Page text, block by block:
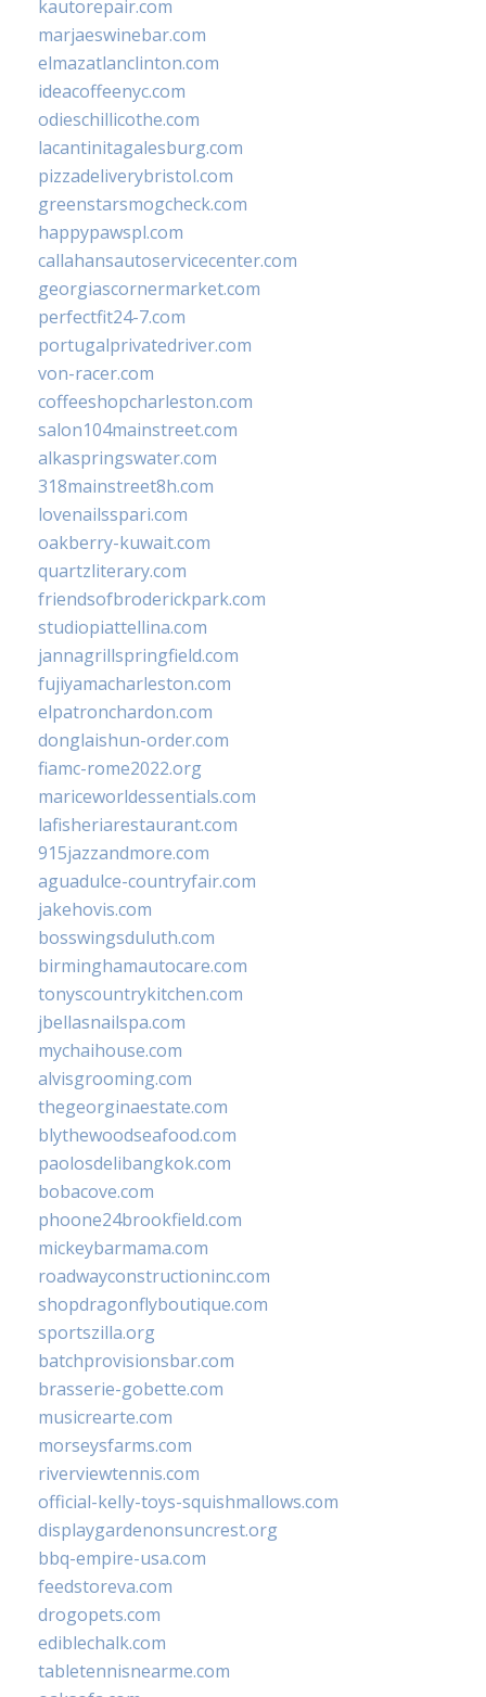
kautorepair.com
marjaeswinebar.com
elmazatlanclinton.com
ideacoffeenyc.com
odieschillicothe.com
lacantinitagalesburg.com
pizzadeliverybristol.com
greenstarsmogcheck.com
happypawspl.com
callahansautoservicecenter.com
georgiascornermarket.com
perfectfit24-7.com
portugalprivatedriver.com
von-racer.com
coffeeshopcharleston.com
salon104mainstreet.com
alkaspringswater.com
318mainstreet8h.com
lovenailsspari.com
oakberry-kuwait.com
quartzliterary.com
friendsofbroderickpark.com
studiopiattellina.com
jannagrillspringfield.com
fujiyamacharleston.com
elpatronchardon.com
donglaishun-order.com
fiamc-rome2022.org
mariceworldessentials.com
lafisheriarestaurant.com
915jazzandmore.com
aguadulce-countryfair.com
jakehovis.com
bosswingsduluth.com
birminghamautocare.com
tonyscountrykitchen.com
jbellasnailspa.com
mychaihouse.com
alvisgrooming.com
thegeorginaestate.com
blythewoodseafood.com
paolosdelibangkok.com
bobacove.com
phoone24brookfield.com
mickeybarmama.com
roadwayconstructioninc.com
shopdragonflyboutique.com
sportszilla.org
batchprovisionsbar.com
brasserie-gobette.com
musicrearte.com
morseysfarms.com
riverviewtennis.com
official-kelly-toys-squishmallows.com
displaygardenonsuncrest.org
bbq-empire-usa.com
feedstoreva.com
drogopets.com
ediblechalk.com
tabletennisnearme.com